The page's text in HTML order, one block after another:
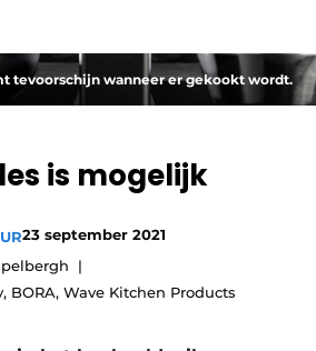
| Platform over design en techniek
, woon-, en badkamerbranche
statement
tevoorschijn wanneer er gekookt wordt.
is mogelijk
23 september 2021
BORA, Wave Kitchen Products